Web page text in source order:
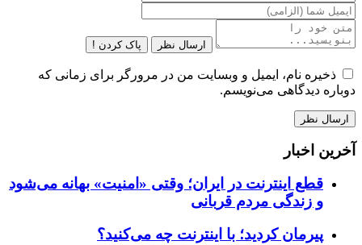
ارسال نظر پاک کردن !
ذخیره نام، ایمیل و وبسایت من در مرورگر برای زمانی که
دوباره دیدگاهی می‌نویسم.
آخرین اخبار
قطع اینترنت در ایران؛ وقتی «امنیت» بهانه می‌شود
و زندگی مردم قربانی
پیرمان کردید؛ با اینترنت چه می‌کنید؟